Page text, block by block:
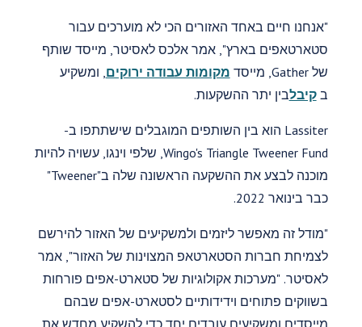
"אנחנו חיים באחד האזורים הכי לא מוערכים עבור
סטארטאפים בארץ", אמר אלכס לאסיטר, מייסד שותף
של Gather, מייסד
מקומות עבודה ירוקים , ומשקיע
בקיבלבין יתר ההשקעות.
Lassiter הוא בין השותפים המוגבלים שישתתפו ב-
Wingo's Triangle Tweener Fund, שלפי וינגו, עשויה להיות
מוכנה לבצע את ההשקעה הראשונה שלה ב"Tweener"
כבר בינואר 2022.
"מודל זה מאפשר ליזמים ולמשקיעים של האזור להירשם
לצמיחת חברות הסטארטאפ המצוינות של האזור", אמר
לאסיטר. "מערכות אקולוגיות של סטארט-אפים פורחות
בשווקים פתוחים וידידותיים לסטארט-אפים שבהם
מייסדים ומשקיעים עובדים יחד כדי להשקיע מחדש את